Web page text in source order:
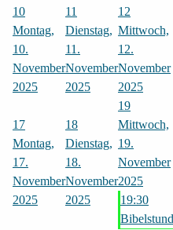
10
Montag,
10.
November
2025
11
Dienstag,
11.
November
2025
12
Mittwoch,
12.
November
2025
17
Montag,
17.
November
2025
18
Dienstag,
18.
November
2025
19
Mittwoch,
19.
November
2025
19:30